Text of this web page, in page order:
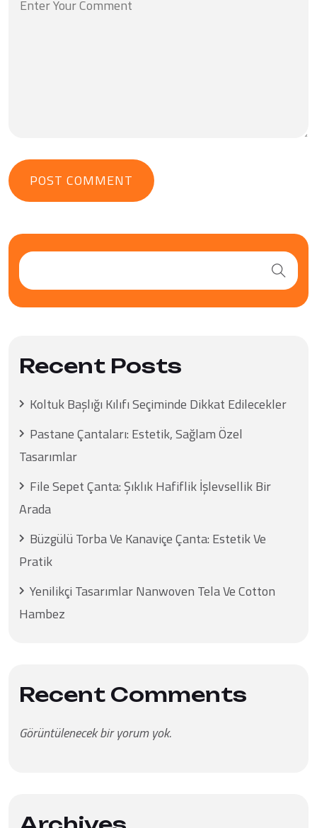
Recent Posts
Koltuk Başlığı Kılıfı Seçiminde Dikkat Edilecekler
Pastane Çantaları: Estetik, Sağlam Özel
Tasarımlar
File Sepet Çanta: Şıklık Hafiflik İşlevsellik Bir
Arada
Büzgülü Torba Ve Kanaviçe Çanta: Estetik Ve
Pratik
Yenilikçi Tasarımlar Nanwoven Tela Ve Cotton
Hambez
Recent Comments
Görüntülenecek bir yorum yok.